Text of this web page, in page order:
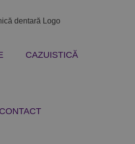
CAZUISTICĂ
CONTACT